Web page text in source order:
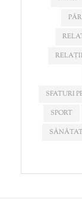
SFATURI
SPORT